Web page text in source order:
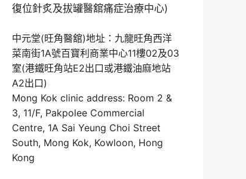
中元堂(旺角醫舘)地址：九龍旺角西洋
菜南街1A號百寶利商業中心11樓02及03
室(港鐵旺角站E2出口或港鐵油麻地站
A2出口)
Mong Kok clinic address: Room 2 &
3, 11/F, Pakpolee Commercial
Centre, 1A Sai Yeung Choi Street
South, Mong Kok, Kowloon, Hong
Kong